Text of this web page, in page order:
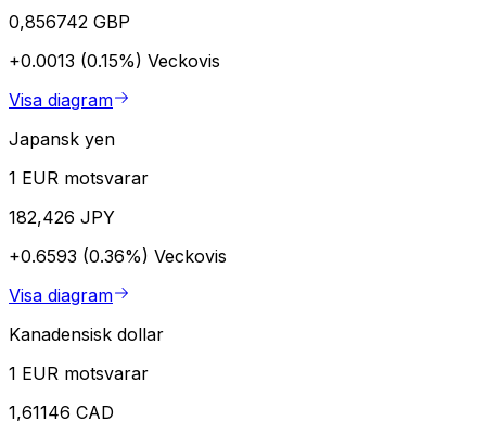
0,856742 GBP
+0.0013 (0.15%) Veckovis
Visa diagram
Japansk yen
1 EUR motsvarar
182,426 JPY
+0.6593 (0.36%) Veckovis
Visa diagram
Kanadensisk dollar
1 EUR motsvarar
1,61146 CAD